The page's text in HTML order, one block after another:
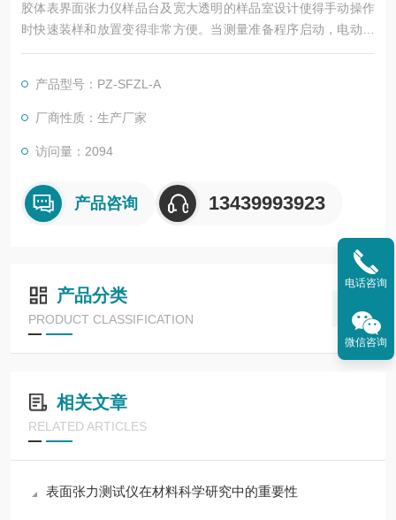
胶体表界面张力仪样品台及宽大透明的样品室设计使得手动操作
时快速装样和放置变得非常方便。当测量准备程序启动，电动样
品台移到能够方便进行测量的位置，速度及其他参数可灵活地调
产品型号：PZ-SFZL-A
厂商性质：生产厂家
访问量：2094
产品咨询 13439993923
产品分类
PRODUCT CLASSIFICATION
相关文章
RELATED ARTICLES
表面张力测试仪在材料科学研究中的重要性
电话咨询
微信咨询